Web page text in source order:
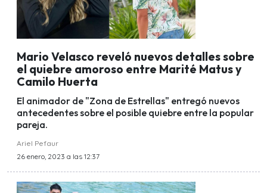
Mario Velasco reveló nuevos detalles sobre
el quiebre amoroso entre Marité Matus y
Camilo Huerta
El animador de "Zona de Estrellas" entregó nuevos
antecedentes sobre el posible quiebre entre la popular
pareja.
Ariel Pefaur
26 enero, 2023 a las 12:37